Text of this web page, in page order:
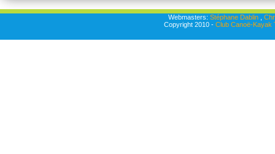
Webmasters: Stéphane Dablin,
Copyright 2010 - Club Canoë-Kayak